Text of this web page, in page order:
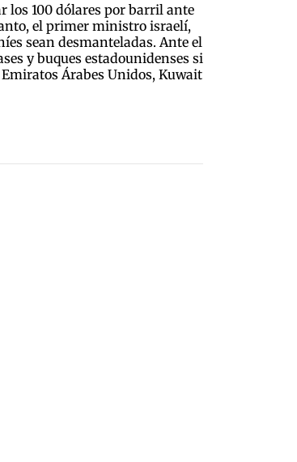
los 100 dólares por barril ante
el primer ministro israelí,
sean desmanteladas. Ante el
y buques estadounidenses si
Árabes Unidos, Kuwait